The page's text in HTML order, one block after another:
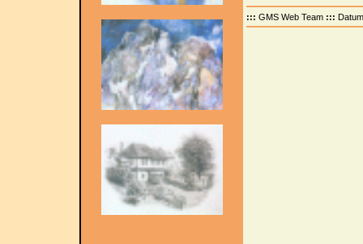
::: GMS Web Team :::